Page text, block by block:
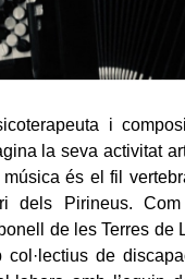
i
la seva activitat
és el fil
dels Pirineus.
de les Terres
de